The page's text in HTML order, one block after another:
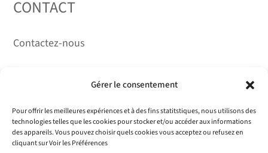
Gérer le consentement
Pour offrir les meilleures expériences et à des fins statitstiques, nous utilisons des
technologies telles que les cookies pour stocker et/ou accéder aux informations
des appareils. Vous pouvez choisir quels cookies vous acceptez ou refusez en
cliquant sur Voir les Préférences
CONTACT
Contactez-nous